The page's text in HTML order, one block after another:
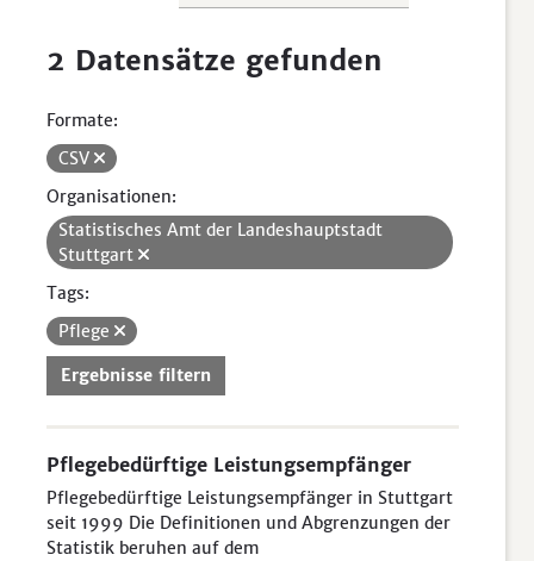
2 Datensätze gefunden
Formate:
CSV
Organisationen:
Statistisches Amt der Landeshauptstadt
Stuttgart
Tags:
Pflege
Ergebnisse filtern
Pflegebedürftige Leistungsempfänger
Pflegebedürftige Leistungsempfänger in Stuttgart
seit 1999 Die Definitionen und Abgrenzungen der
Statistik beruhen auf dem